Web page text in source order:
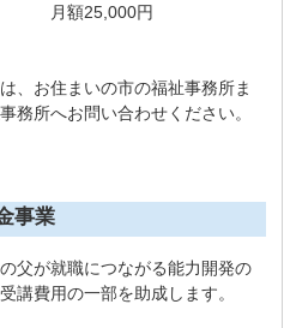
額25,000円
、お住まいの市の福祉事務所ま
務所へお問い合わせください。
事業
父が就職につながる能力開発の
講費用の一部を助成します。